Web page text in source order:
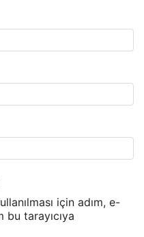
için adım, e-
tarayıcıya